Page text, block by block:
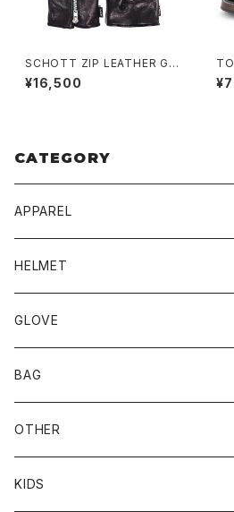
SCHOTT ZIP LEATHER GL
OVE
¥16,500
TS
ER
CATEGORY
APPAREL
BLUCO
TOPS
BOTTOMS
UNCROWD
SHADE
TOPS
CYCLE ZOMBIES
TOPS
CAP
SCHOTT
OTHER
VANSON
HELMET
BUCO
SHOEI
DIN MARKET
72JAM
GLOVE
MECHANIX WEAR
JRP
CHURCHILL
BAG
DEGNER
ROUGH TAIL
OTHER
LEUS
KIDS